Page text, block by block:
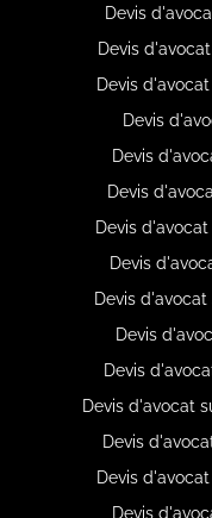
Devis
Devis
Devis
Devis
Devis
Devis
Devis
Devis
Devis
Devis
Devis
Devis d'avocat
Devis
Devis
Devis